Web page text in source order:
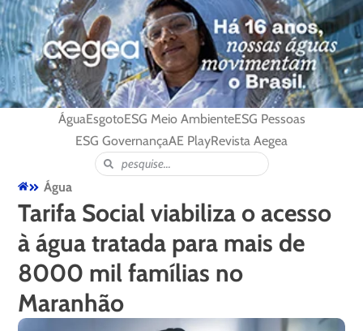
ÁguaEsgotoESG Meio AmbienteESG Pessoas
ESG GovernançaAE PlayRevista Aegea
Água
Tarifa Social viabiliza o acesso
à água tratada para mais de
8000 mil famílias no
Maranhão